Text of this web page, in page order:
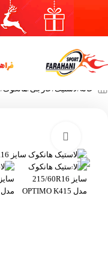
خانه لاستیک خارجی هانکوک